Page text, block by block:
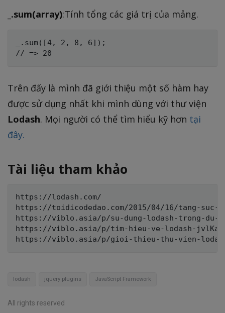
_.sum(array):Tính tổng các giá trị của mảng.
_.sum([4, 2, 8, 6]);
Trên đấy là mình đã giới thiệu một số hàm hay
được sử dụng nhất khi mình dùng với thư viện
Lodash. Mọi người có thể tìm hiểu kỹ hơn tại
đây.
Tài liệu tham khảo
https://lodash.com/
https://toidicodedao.com/2015/04/16/tang-suc-
https://viblo.asia/p/su-dung-lodash-trong-du-
https://viblo.asia/p/tim-hieu-ve-lodash-
lodash jquery plugins JavaScript Framework
All rights reserved